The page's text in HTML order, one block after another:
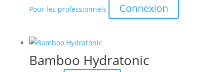
Pour les professionnels Connexion
Bamboo Hydratonic